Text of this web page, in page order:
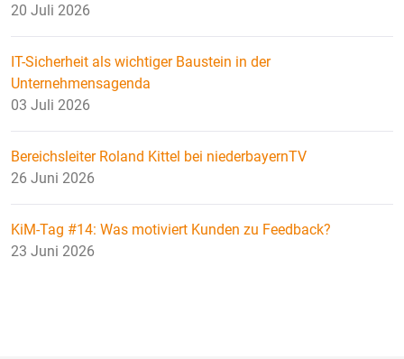
20 Juli 2026
IT-Sicherheit als wichtiger Baustein in der
Unternehmensagenda
03 Juli 2026
Bereichsleiter Roland Kittel bei niederbayernTV
26 Juni 2026
KiM-Tag #14: Was motiviert Kunden zu Feedback?
23 Juni 2026